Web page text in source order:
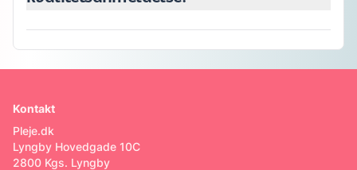
Kontakt
Pleje.dk
Lyngby Hovedgade 10C
2800 Kgs. Lyngby